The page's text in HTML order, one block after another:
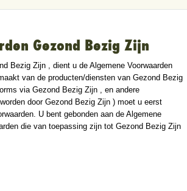
Gezond Bezig Zijn
Bezig Zijn , dient u de Algemene Voorwaarden
van de producten/diensten van Gezond Bezig
via Gezond Bezig Zijn , en andere
door Gezond Bezig Zijn ) moet u eerst
U bent gebonden aan de Algemene
die van toepassing zijn tot Gezond Bezig Zijn